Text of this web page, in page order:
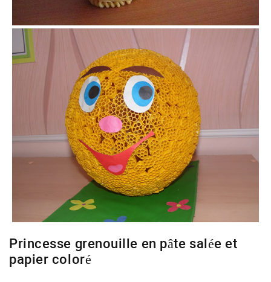
Princesse grenouille en pâte salée et
papier coloré